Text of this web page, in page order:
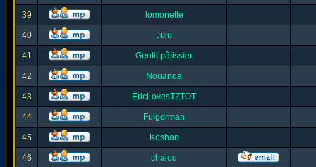
39 lomonette
40 Juju
41 Gentil pâtissier
42 Nouanda
43 EricLovesTZTOT
44 Fulgorman
45 Koshan
46 chalou